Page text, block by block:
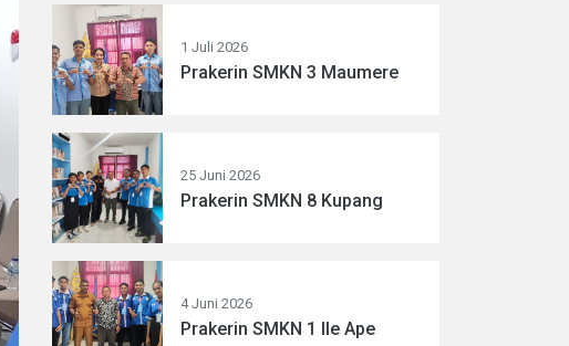
1 Juli 2026
Prakerin SMKN 3 Maumere
25 Juni 2026
Prakerin SMKN 8 Kupang
4 Juni 2026
Prakerin SMKN 1 Ile Ape